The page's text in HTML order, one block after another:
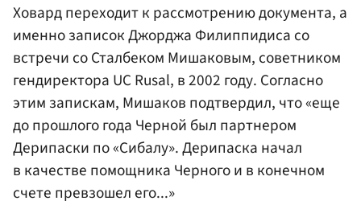
Ховард переходит к рассмотрению документа, а
именно записок Джорджа Филиппидиса со
встречи со Сталбеком Мишаковым, советником
гендиректора UC Rusal, в 2002 году. Согласно
этим запискам, Мишаков подтвердил, что «еще
до прошлого года Черной был партнером
Дерипаски по «Сибалу». Дерипаска начал
в качестве помощника Черного и в конечном
счете превзошел его...»